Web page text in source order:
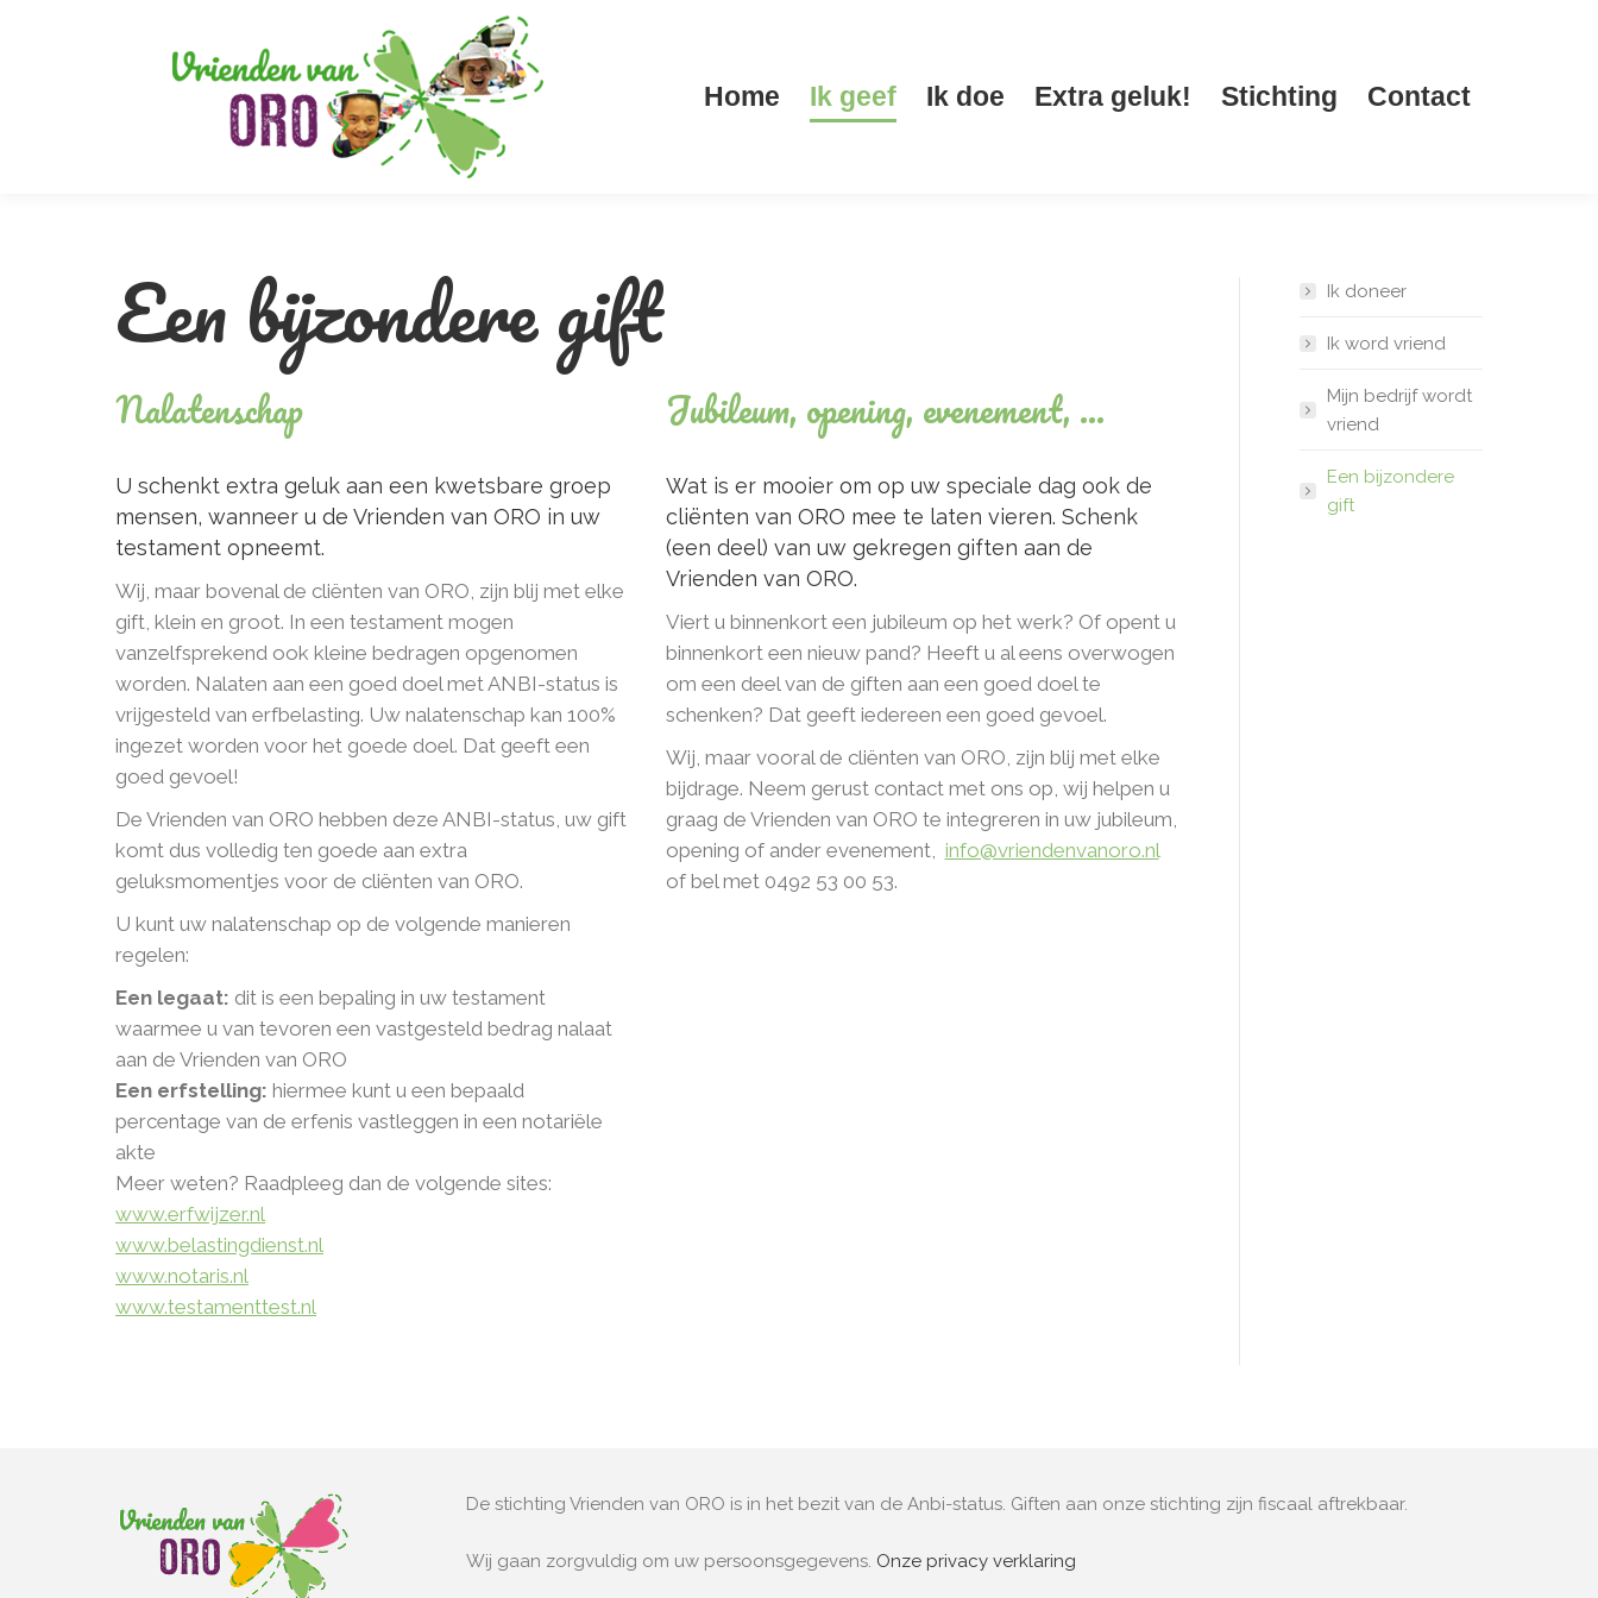
Home Ik geef Ik doe Extra geluk! Stichting Contact
Een bijzondere gift
Nalatenschap
U schenkt extra geluk aan een kwetsbare groep
mensen, wanneer u de Vrienden van ORO in uw
testament opneemt.
Wij, maar bovenal de cliënten van ORO, zijn blij met elke
gift, klein en groot. In een testament mogen
vanzelfsprekend ook kleine bedragen opgenomen
worden. Nalaten aan een goed doel met ANBI-status is
vrijgesteld van erfbelasting. Uw nalatenschap kan 100%
ingezet worden voor het goede doel. Dat geeft een
goed gevoel!
De Vrienden van ORO hebben deze ANBI-status, uw gift
komt dus volledig ten goede aan extra
geluksmomentjes voor de cliënten van ORO.
U kunt uw nalatenschap op de volgende manieren
regelen:
Een legaat: dit is een bepaling in uw testament
waarmee u van tevoren een vastgesteld bedrag nalaat
aan de Vrienden van ORO
Een erfstelling: hiermee kunt u een bepaald
percentage van de erfenis vastleggen in een notariële
akte
Meer weten? Raadpleeg dan de volgende sites:
www.erfwijzer.nl
www.belastingdienst.nl
www.notaris.nl
www.testamenttest.nl
Jubileum, opening, evenement, …
Wat is er mooier om op uw speciale dag ook de
cliënten van ORO mee te laten vieren. Schenk
(een deel) van uw gekregen giften aan de
Vrienden van ORO.
Viert u binnenkort een jubileum op het werk? Of opent u
binnenkort een nieuw pand? Heeft u al eens overwogen
om een deel van de giften aan een goed doel te
schenken? Dat geeft iedereen een goed gevoel.
Wij, maar vooral de cliënten van ORO, zijn blij met elke
bijdrage. Neem gerust contact met ons op, wij helpen u
graag de Vrienden van ORO te integreren in uw jubileum,
opening of ander evenement, info@vriendenvanoro.nl
of bel met 0492 53 00 53.
Ik doneer
Ik word vriend
Mijn bedrijf wordt
vriend
Een bijzondere
gift
De stichting Vrienden van ORO is in het bezit van de Anbi-status. Giften aan onze stichting zijn fiscaal aftrekbaar.
Wij gaan zorgvuldig om uw persoonsgegevens. Onze privacy verklaring